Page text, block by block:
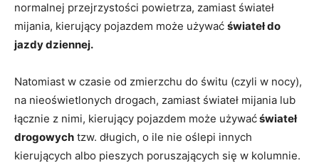
normalnej przejrzystości powietrza, zamiast świateł
mijania, kierujący pojazdem może używać świateł do
jazdy dziennej.
Natomiast w czasie od zmierzchu do świtu (czyli w nocy),
na nieoświetlonych drogach, zamiast świateł mijania lub
łącznie z nimi, kierujący pojazdem może używaćświateł
drogowych tzw. długich, o ile nie oślepi innych
kierujących albo pieszych poruszających się w kolumnie.